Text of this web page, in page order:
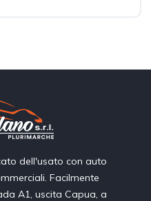
dell'usato con auto
Facilmente
A1, uscita Capua, a